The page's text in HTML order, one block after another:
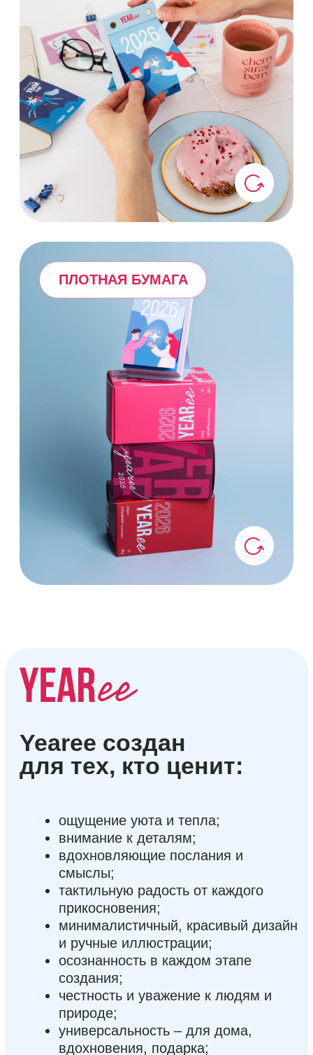
Подарить этот календарь – всё
лучик солнца
и тепло долгих объятий
искусство чувствовать вкус
мгновения, даже самого
обыденного. Мы хотим, чтобы
каждую нашу посылку ваши
близкие разворачивали, как дети:
оживлённо, с улыбкой,
предвкушая радость и маленькое
В КАЧЕСТВЕ ПОДАРКА:
Этот календарь
спокойствиясреди будней,
источником вдохновения, мягким
напоминанием: настоящее
Забота, честность, красота момента,
искренность и стиль.
Мы верим: то, что ты впускаешь в
своё пространство, должно
Нас вдохновляют
пять вещей: